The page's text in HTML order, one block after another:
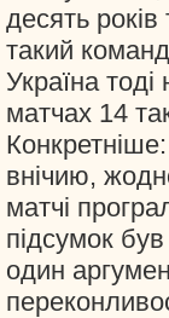
десять
такий
Україна
матчах 14
внічию,
матчі
підсумок
один